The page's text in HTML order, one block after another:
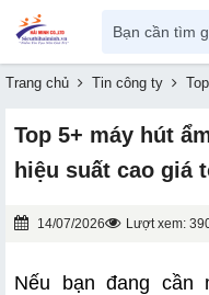
Trang chủ Tin công ty
Top 5+ máy hút
hiệu suất cao giá
14/07/2026 Lượt xem:
Nếu bạn đang cần